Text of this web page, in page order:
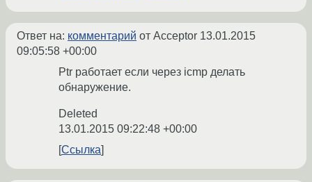
Ответ на: комментарий от Acceptor 13.01.2015
09:05:58 +00:00
Ptr работает если через icmp делать
обнаружение.
Deleted
13.01.2015 09:22:48 +00:00
Ссылка